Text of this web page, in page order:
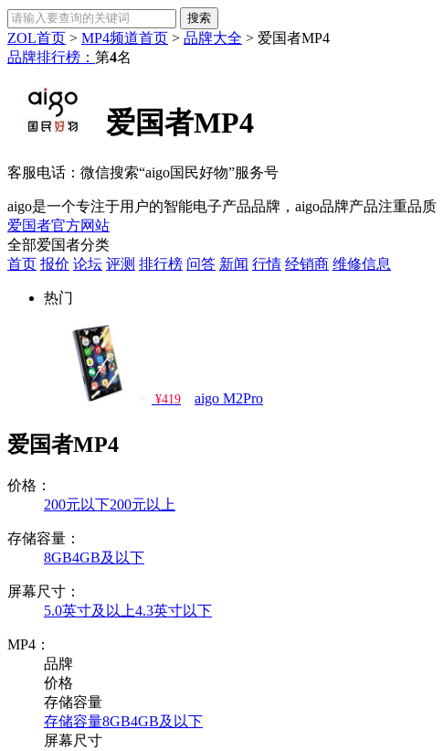
ZOL首页 > MP4频道首页 > 品牌大全 > 爱国者MP4
品牌排行榜： 第4名
爱国者MP4
客服电话： 微信搜索“aigo国民好物”服务号
aigo是一个专注于用户的智能电子产品品牌，aigo品牌产品注重品
爱国者官方网站
全部爱国者分类
首页 报价 论坛 评测 排行榜 问答 新闻 行情 经销商 维修信息
热门
¥419 aigo M2Pro
爱国者MP4
价格：
200元以下200元以上
存储容量：
8GB4GB及以下
屏幕尺寸：
5.0英寸及以上4.3英寸以下
MP4：
品牌
价格
存储容量
存储容量8GB4GB及以下
屏幕尺寸